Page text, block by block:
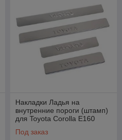
Накладки Ладья на
внутренние пороги (штамп)
для Toyota Corolla E160
015.52.45
Под заказ